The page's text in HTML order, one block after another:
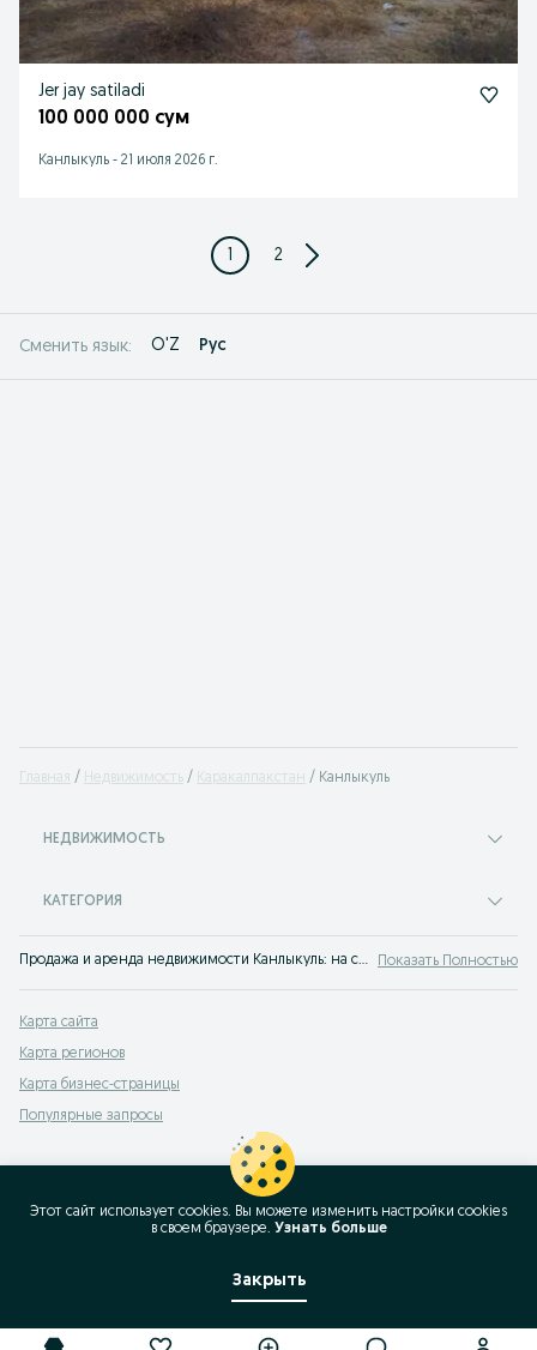
Jer jay satiladi
100 000 000 сум
Канлыкуль - 21 июля 2026 г.
1 2
Сменить язык: O'Z Рус
Главная Недвижимость Каракалпакстан Канлыкуль
НЕДВИЖИМОСТЬ
КАТЕГОРИЯ
Продажа и аренда недвижимости Канлыкуль: на сервисе объявлений OLX.uz Канлыкуль можно выгодно продать или купить недвижимость! OLX знает все о покупке жилья! Показать Полностью
Карта сайта
Карта регионов
Карта бизнес-страницы
Популярные запросы
Этот сайт использует cookies. Вы можете изменить настройки cookies
в своeм браузере. Узнать больше
Закрыть